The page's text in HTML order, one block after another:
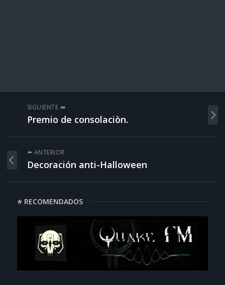
SIGUIENTE ➡️
Premio de consolaciòn.
⬅️ ANTERIOR
Decoración anti-Halloween
⭐ RECOMENDADOS